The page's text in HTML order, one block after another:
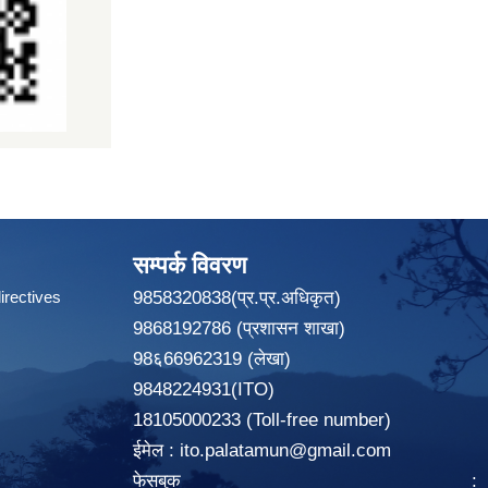
सम्पर्क विवरण
9858320838(प्र.प्र.अधिकृत)
9868192786 (प्रशासन शाखा)
98६66962319 (लेखा)
9848224931(ITO)
18105000233 (Toll-free number)
ईमेल : ito.palatamun@gmail.com
फेसबुक :